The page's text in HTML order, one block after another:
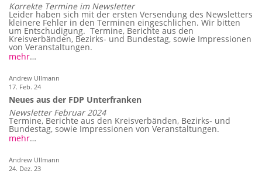
Korrekte Termine im Newsletter
Leider haben sich mit der ersten Versendung des Newsletters
kleinere Fehler in den Terminen eingeschlichen. Wir bitten
um Entschudigung. Termine, Berichte aus den
Kreisverbänden, Bezirks- und Bundestag, sowie Impressionen
von Veranstaltungen.
mehr…
Andrew Ullmann
17. Feb. 24
Neues aus der FDP Unterfranken
Newsletter Februar 2024
Termine, Berichte aus den Kreisverbänden, Bezirks- und
Bundestag, sowie Impressionen von Veranstaltungen.
mehr…
Andrew Ullmann
24. Dez. 23